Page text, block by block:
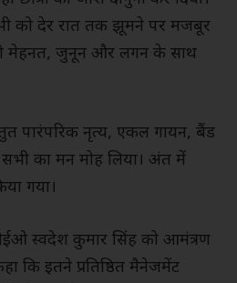
को देर रात तक झूमने पर मजबूर
को मेहनत, जुनून और लगन के साथ
पारंपरिक नृत्य, एकल गायन, बैंड
का मन मोह लिया। अंत में
गया।
स्वदेश कुमार सिंह को आमंत्रण
कि इतने प्रतिष्ठित मैनेजमेंट